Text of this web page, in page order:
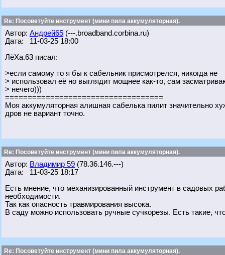
Re: Посоветуйте инструмент (мини пила аккумуляторная).
Автор: Андрей65 (---.broadband.corbina.ru)
Дата: 11-03-25 18:00
ЛёХа.63 писал:
>если самому то я бы к сабельник присмотрелся, никогда не
> использовал её но выглядит мощнее как-то, сам
> нечего)))
===================================
Моя аккумуляторная алишная сабелька пилит значительно
дров не вариант точно.
Re: Посоветуйте инструмент (мини пила аккумуляторная).
Автор: Владимир 59 (78.36.146.---)
Дата: 11-03-25 18:17
Есть мнение, что механизированный инструмент в садовых
необходимости.
Так как опасность травмирования высока.
В саду можно использовать ручные сучкорезы. Есть такие,
Re: Посоветуйте инструмент (мини пила аккумуляторная).